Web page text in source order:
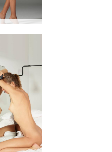
アリアおかえりなさい